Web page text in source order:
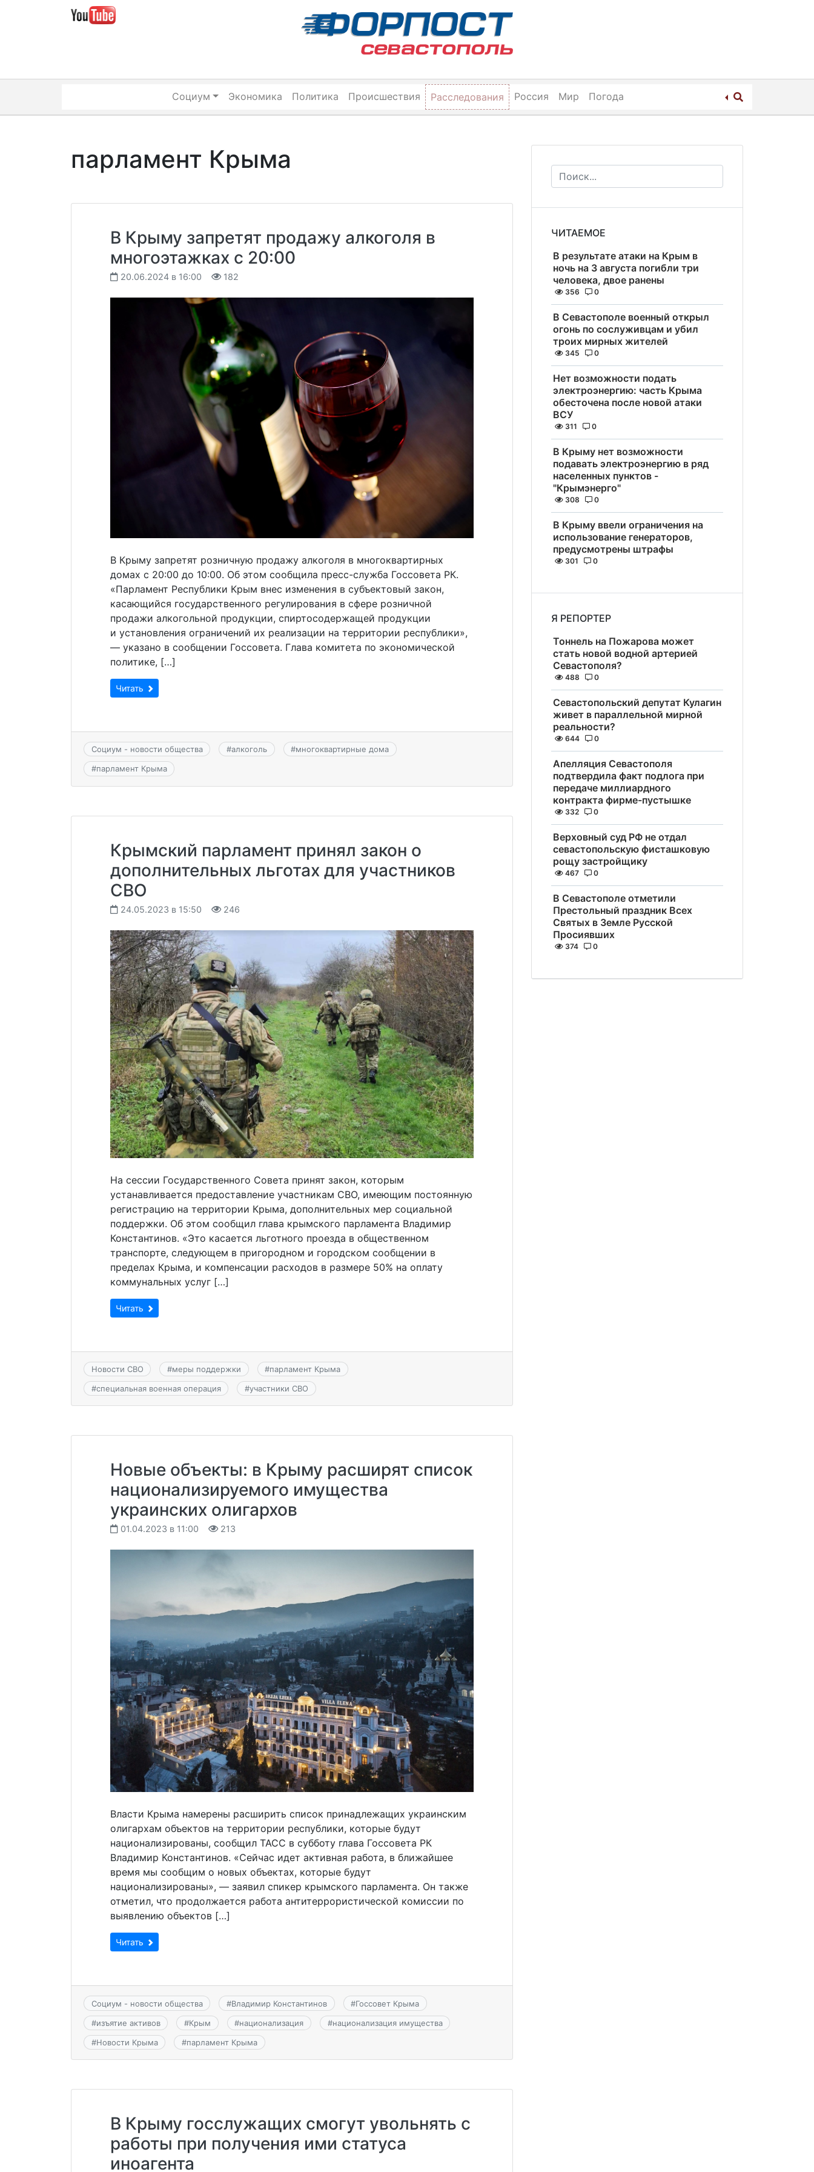
Социум Экономика Политика Происшествия Расследования Россия Мир Погода
парламент Крыма
В Крыму запретят продажу алкоголя в
многоэтажках с 20:00
20.06.2024 в 16:00 182
В Крыму запретят розничную продажу алкоголя в многоквартирных
домах с 20:00 до 10:00. Об этом сообщила пресс-служба Госсовета РК.
«Парламент Республики Крым внес изменения в субъектовый закон,
касающийся государственного регулирования в сфере розничной
продажи алкогольной продукции, спиртосодержащей продукции
и установления ограничений их реализации на территории республики»,
— указано в сообщении Госсовета. Глава комитета по экономической
политике, […]
Читать
Социум - новости общества #алкоголь #многоквартирные дома
#парламент Крыма
Крымский парламент принял закон о
дополнительных льготах для участников
СВО
24.05.2023 в 15:50 246
На сессии Государственного Совета принят закон, которым
устанавливается предоставление участникам СВО, имеющим постоянную
регистрацию на территории Крыма, дополнительных мер социальной
поддержки. Об этом сообщил глава крымского парламента Владимир
Константинов. «Это касается льготного проезда в общественном
транспорте, следующем в пригородном и городском сообщении в
пределах Крыма, и компенсации расходов в размере 50% на оплату
коммунальных услуг […]
Читать
Новости СВО #меры поддержки #парламент Крыма
#специальная военная операция #участники СВО
Новые объекты: в Крыму расширят список
национализируемого имущества
украинских олигархов
01.04.2023 в 11:00 213
Власти Крыма намерены расширить список принадлежащих украинским
олигархам объектов на территории республики, которые будут
национализированы, сообщил ТАСС в субботу глава Госсовета РК
Владимир Константинов. «Сейчас идет активная работа, в ближайшее
время мы сообщим о новых объектах, которые будут
национализированы», — заявил спикер крымского парламента. Он также
отметил, что продолжается работа антитеррористической комиссии по
выявлению объектов […]
Читать
Социум - новости общества #Владимир Константинов #Госсовет Крыма
#изъятие активов #Крым #национализация #национализация имущества
#Новости Крыма #парламент Крыма
В Крыму госслужащих смогут увольнять с
работы при получения ими статуса
иноагента
ЧИТАЕМОЕ
В результате атаки на Крым в
ночь на 3 августа погибли три
человека, двое ранены
356 0
В Севастополе военный открыл
огонь по сослуживцам и убил
троих мирных жителей
345 0
Нет возможности подать
электроэнергию: часть Крыма
обесточена после новой атаки
ВСУ
311 0
В Крыму нет возможности
подавать электроэнергию в ряд
населенных пунктов -
"Крымэнерго"
308 0
В Крыму ввели ограничения на
использование генераторов,
предусмотрены штрафы
301 0
Я РЕПОРТЕР
Тоннель на Пожарова может
стать новой водной артерией
Севастополя?
488 0
Севастопольский депутат Кулагин
живет в параллельной мирной
реальности?
644 0
Апелляция Севастополя
подтвердила факт подлога при
передаче миллиардного
контракта фирме-пустышке
332 0
Верховный суд РФ не отдал
севастопольскую фисташковую
рощу застройщику
467 0
В Севастополе отметили
Престольный праздник Всех
Святых в Земле Русской
Просиявших
374 0